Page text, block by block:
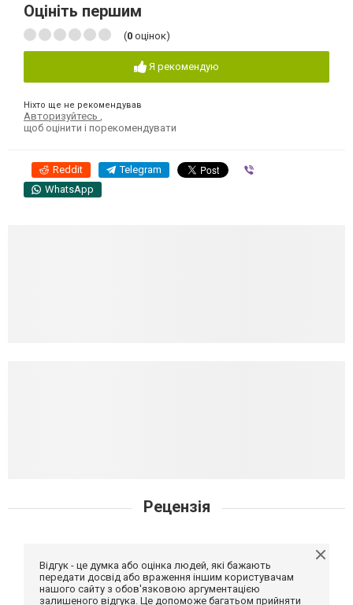
Оцініть першим
(0 оцінок)
Я рекомендую
Ніхто ще не рекомендував
Авторизуйтесь ,
щоб оцінити і порекомендувати
Reddit Telegram
WhatsApp
Рецензія
Відгук - це думка або оцінка людей, які бажають
передати досвід або враження іншим користувачам
нашого сайту з обов'язковою аргументацією
залишеного відгука. Це допоможе багатьом прийняти